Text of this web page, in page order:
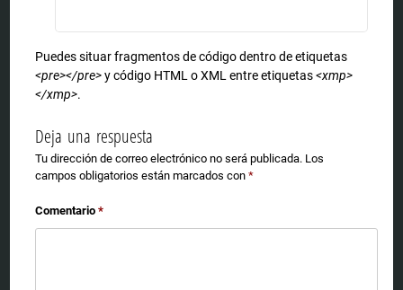
Puedes situar fragmentos de código dentro de etiquetas
<pre></pre>y código HTML o XML entre etiquetas<xmp>
</xmp>.
Deja una respuesta
Tu dirección de correo electrónico no será publicada. Los
campos obligatorios están marcados con*
Comentario*